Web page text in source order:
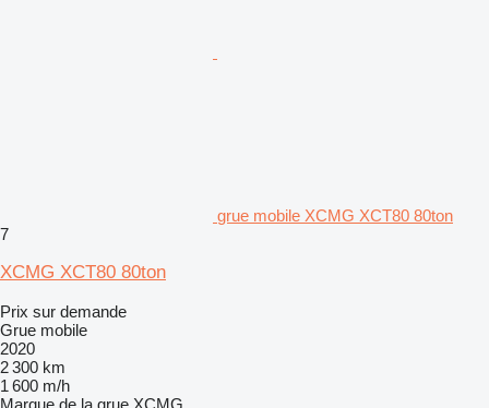
grue mobile XCMG XCT80 80ton
7
XCMG XCT80 80ton
Prix sur demande
Grue mobile
2020
2 300 km
1 600 m/h
Marque de la grue XCMG